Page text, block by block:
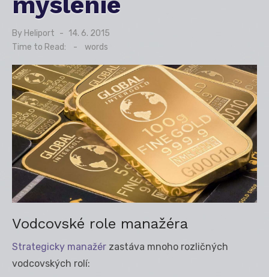
By Heliport
Posted
14. 6. 2015
Time to Read:
- words
Vodcovské role manažéra
Strategicky manažér zastáva mnoho rozličných
vodcovských rolí: